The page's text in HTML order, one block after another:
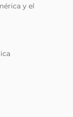
y el